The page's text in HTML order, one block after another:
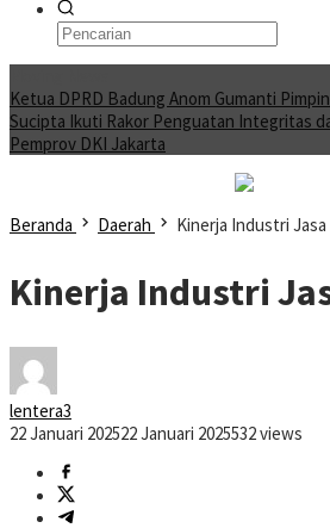
Ketua DPRD Badung Anom Gumanti
Sucipta Ikuti Rakor Penguatan Integritas
Pemprov DKI Jakarta
Beranda Daerah Kinerja Industri
Kinerja Industri
lentera3
22 Januari 202522 Januari 2025532 views